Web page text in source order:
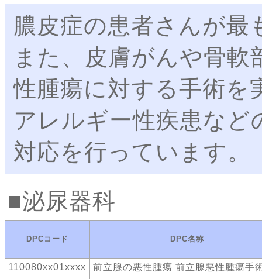
膿皮症の患者さんが最
また、皮膚がんや骨
性腫瘍に対する手術を
アレルギー性疾患など
対応を行っています。
泌尿器科
DPCコード DPC名称
110080xx01xxxx 前立腺の悪性腫瘍 前立腺悪性腫瘍手